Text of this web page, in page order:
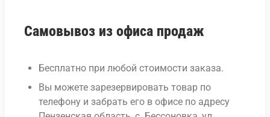
Самовывоз из офиса продаж
Бесплатно при любой стоимости заказа.
Вы можете зарезервировать товар по
телефону и забрать его в офисе по адресу